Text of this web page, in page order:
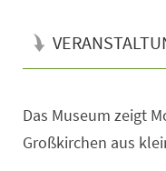
Das Museum zeigt
Großkirchen aus